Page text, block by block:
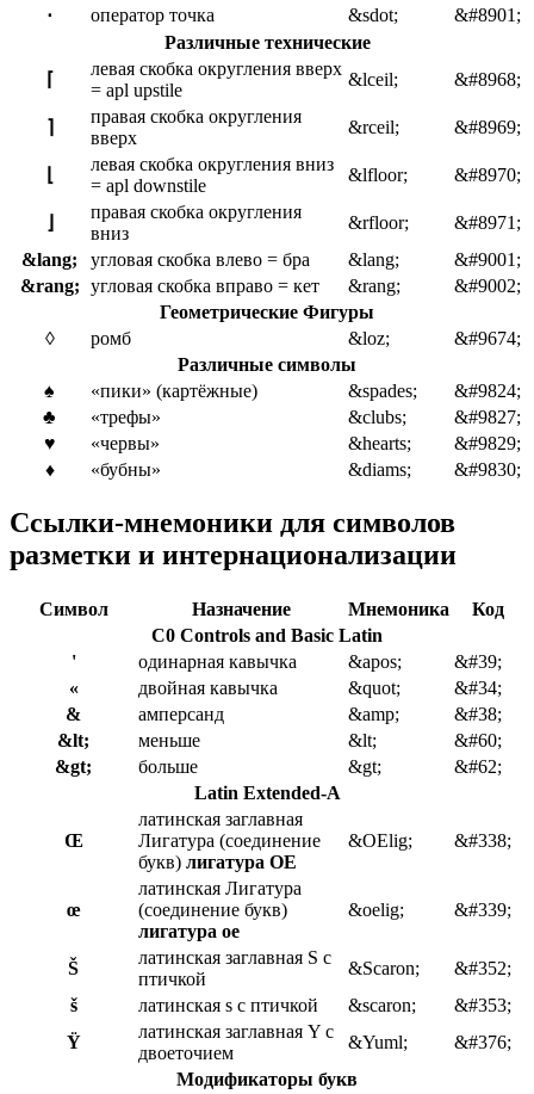
⋅
оператор точка &sdot;
&#8901;
Различные технические
⌈
левая скобка округления вверх
= apl upstile
&lceil; &#8968;
⌉
правая скобка округления
вверх
&rceil; &#8969;
левая скобка округления вниз
= apl downstile
&lfloor; &#8970;
правая скобка округления
вниз
&rfloor;
&#8971;
&lang;
угловая скобка влево = бра &lang;
&#9001;
&rang; угловая скобка вправо = кет &rang;
&#9002;
Геометрические Фигуры
◊
ромб &loz;
&#9674;
Различные символы
♠
«пики» (картёжные) &spades;
&#9824;
♣
«трефы» &clubs;
&#9827;
♥
«червы» &hearts;
&#9829;
♦
«бубны» &diams; &#9830;
Ссылки-мнемоники для символов
разметки и интернационализации
Символ Назначение Мнемоника
Код
C0 Controls and Basic Latin
'
одинарная кавычка &apos;
&#39;
«
двойная кавычка &quot;
&#34;
&
амперсанд &amp;
&#38;
&lt;
меньше &lt;
&#60;
&gt;
больше &gt;
&#62;
Latin Extended-A
Œ
латинская заглавная
Лигатура (соединение
букв) лигатура OE
&OElig; &#338;
œ
латинская Лигатура
(соединение букв)
лигатура oe
&oelig; &#339;
Š
латинская заглавная S с
птичкой
&Scaron;
&#352;
š
латинская s с птичкой &scaron;
&#353;
Ÿ
латинская заглавная Y с
двоеточием
&Yuml;
&#376;
Модификаторы букв